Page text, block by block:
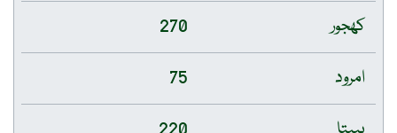
کھجور
270
امرود
75